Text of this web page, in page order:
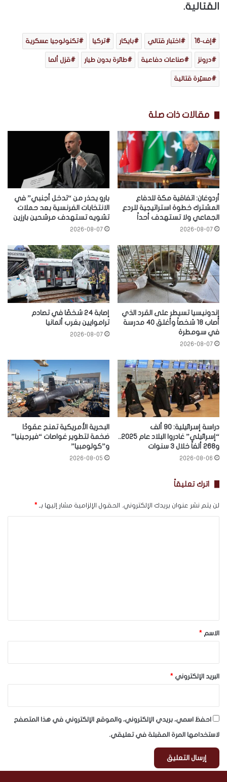
القتالية.
إف‑16 اختبار قتالي بايكار تركيا تكنولوجيا عسكرية
درونز صناعات دفاعية طائرة بدون طيار قزل ألما
مسيّرة قتالية
مقالات ذات صلة
أردوغان: اتفاقية مكة للدفاع
المشترك خطوة استراتيجية للردع
الجماعي ولا تستهدف أحداً
2026-08-07
بارو يحذر من “تدخل أجنبي” في
الانتخابات الفرنسية بعد حملات
تشويه تستهدف مرشحين بارزين
2026-08-07
إندونيسيا تسيطر على القرد الذي
أصاب 18 شخصاً وأغلق 40 مدرسة
في سومطرة
2026-08-07
إصابة 24 شخصًا في تصادم
تراموايين بغرب ألمانيا
2026-08-07
دراسة إسرائيلية: 90 ألف
“إسرائيلي” غادروا البلاد عام 2025..
و268 ألفاً خلال 3 سنوات
2026-08-06
البحرية الأمريكية تمنح عقودًا
ضخمة لتطوير غواصات “فيرجينيا”
و”كولومبيا”
2026-08-05
اترك تعليقاً
لن يتم نشر عنوان بريدك الإلكتروني. الحقول الإلزامية مشار إليها بـ *
*الاسم *
البريد الإلكتروني *
احفظ اسمي، بريدي الإلكتروني، والموقع الإلكتروني في هذا المتصفح
لاستخدامها المرة المقبلة في تعليقي.